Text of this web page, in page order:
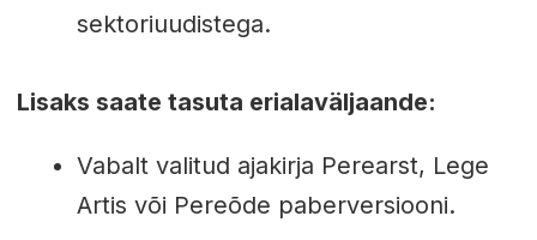
sektoriuudistega.
Lisaks saate tasuta erialaväljaande:
Vabalt valitud ajakirja Perearst, Lege
Artis või Pereõde paberversiooni.